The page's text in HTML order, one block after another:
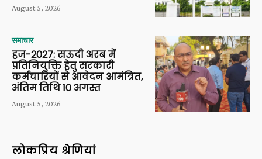
August 5, 2026
समाचार
हज-2027: सऊदी अरब में
प्रतिनियुक्ति हेतु सरकारी
कर्मचारियों से आवेदन आमंत्रित,
अंतिम तिथि 10 अगस्त
August 5, 2026
लोकप्रिय श्रेणियां